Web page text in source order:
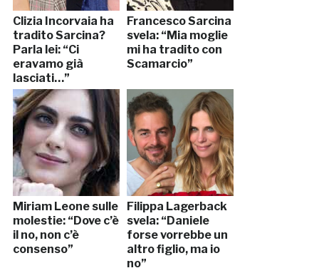
Clizia Incorvaia ha
tradito Sarcina?
Parla lei: “Ci
eravamo già
lasciati…”
Francesco Sarcina
svela: “Mia moglie
mi ha tradito con
Scamarcio”
Miriam Leone sulle
molestie: “Dove c’è
il no, non c’è
consenso”
Filippa Lagerback
svela: “Daniele
forse vorrebbe un
altro figlio, ma io
no”